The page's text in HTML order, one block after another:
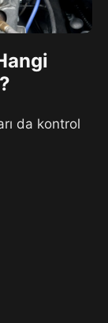
da kontrol